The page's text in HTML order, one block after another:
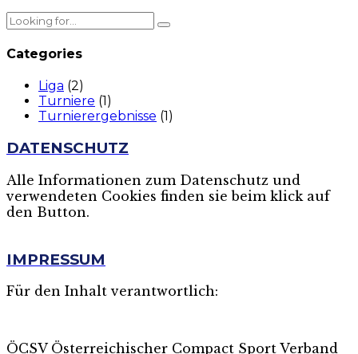
Categories
Liga (2)
Turniere (1)
Turnierergebnisse (1)
DATENSCHUTZ
Alle Informationen zum Datenschutz und
verwendeten Cookies finden sie beim klick auf
den Button.
IMPRESSUM
Für den Inhalt verantwortlich:
ÖCSV Österreichischer Compact Sport Verband